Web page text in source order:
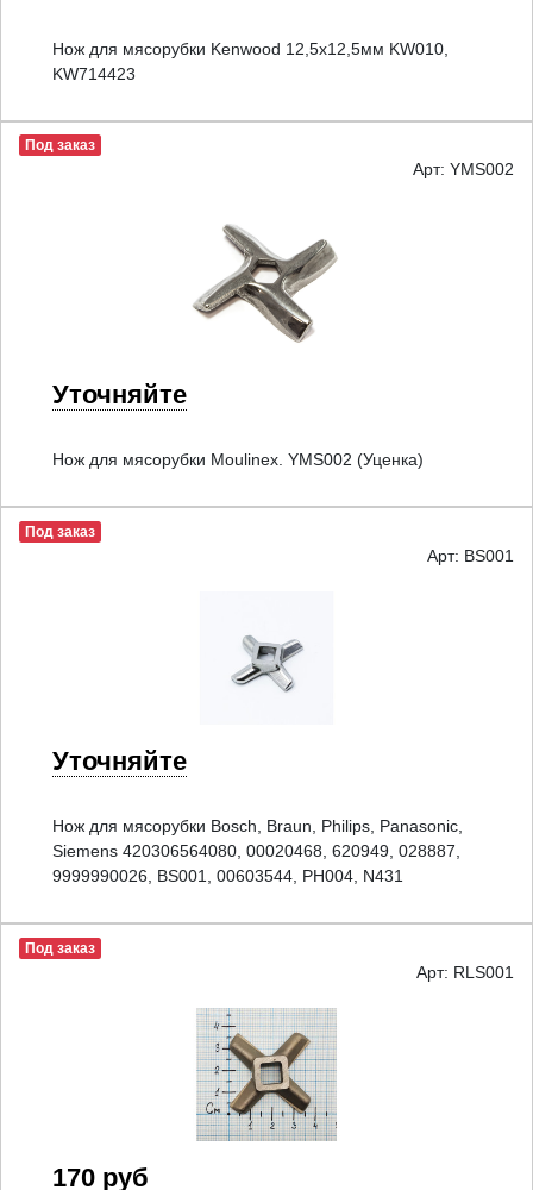
Нож для мясорубки Kenwood 12,5x12,5мм KW010,
KW714423
Под заказ
Арт: YMS002
Уточняйте
Нож для мясорубки Moulinex. YMS002 (Уценка)
Под заказ
Арт: BS001
Уточняйте
Нож для мясорубки Bosch, Braun, Philips, Panasonic,
Siemens 420306564080, 00020468, 620949, 028887,
9999990026, BS001, 00603544, PH004, N431
Под заказ
Арт: RLS001
170 руб